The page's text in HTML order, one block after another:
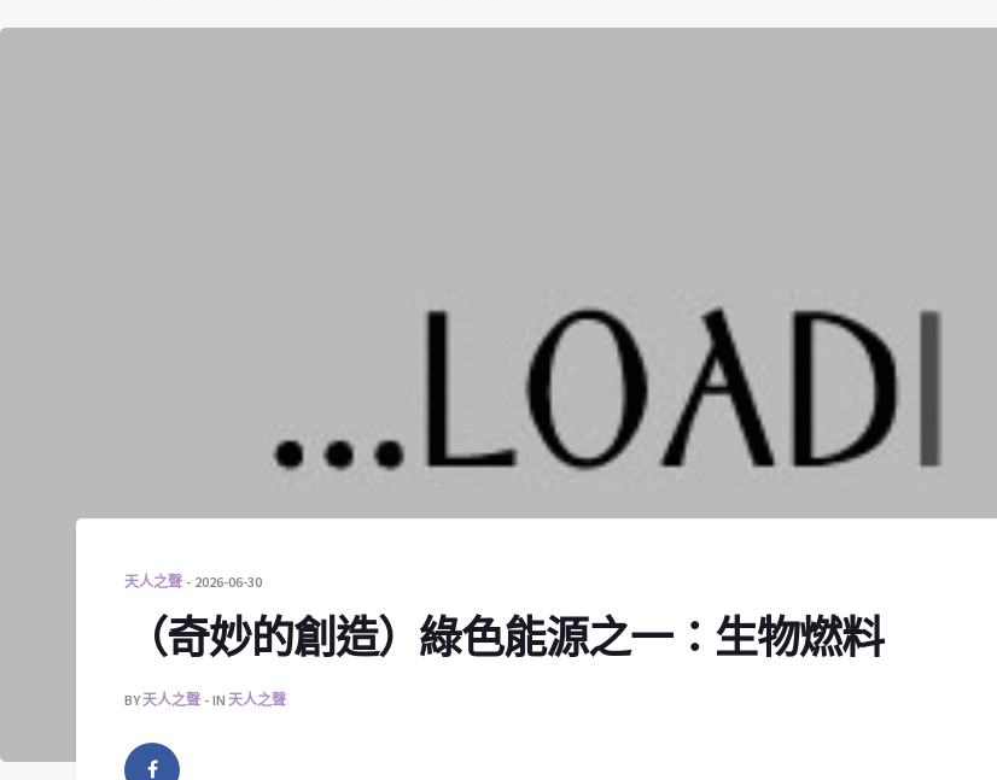
天人之聲 2026-06-30
（奇妙的創造）綠色能源之一：生物燃料
BY天人之聲 IN 天人之聲